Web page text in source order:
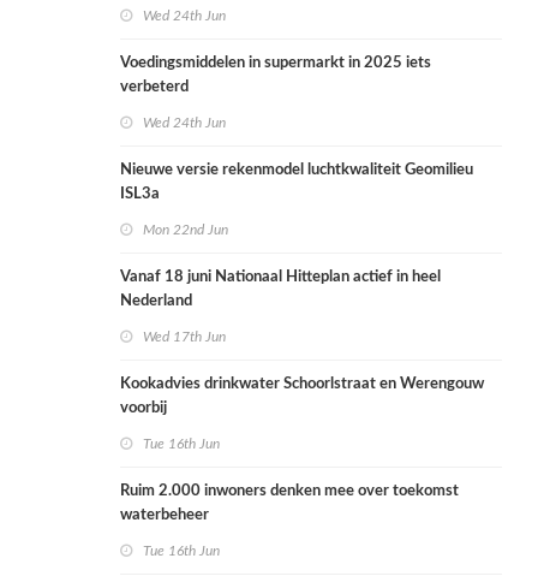
Wed 24th Jun
Voedingsmiddelen in supermarkt in 2025 iets
verbeterd
Wed 24th Jun
Nieuwe versie rekenmodel luchtkwaliteit Geomilieu
ISL3a
Mon 22nd Jun
Vanaf 18 juni Nationaal Hitteplan actief in heel
Nederland
Wed 17th Jun
Kookadvies drinkwater Schoorlstraat en Werengouw
voorbij
Tue 16th Jun
Ruim 2.000 inwoners denken mee over toekomst
waterbeheer
Tue 16th Jun